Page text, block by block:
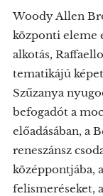
Woody Allen
központi eleme
alkotás,
tematikájú
Szűzanya
befogadót a
előadásában, a
reneszánsz
középpontjába,
felismeréseket,